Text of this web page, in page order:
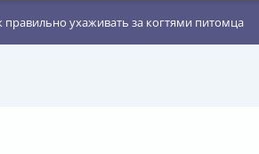
ухаживать за когтями питомца